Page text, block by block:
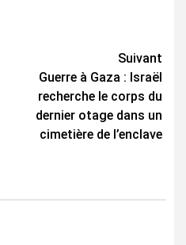
Suivant
Guerre à Gaza : Israël
recherche le corps du
dernier otage dans un
cimetière de l’enclave